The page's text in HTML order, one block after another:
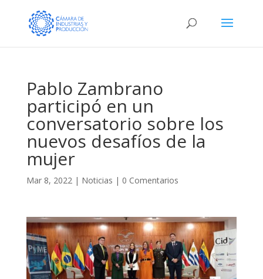
Pablo Zambrano
participó en un
conversatorio sobre los
nuevos desafíos de la
mujer
Mar 8, 2022| Noticias | 0 Comentarios